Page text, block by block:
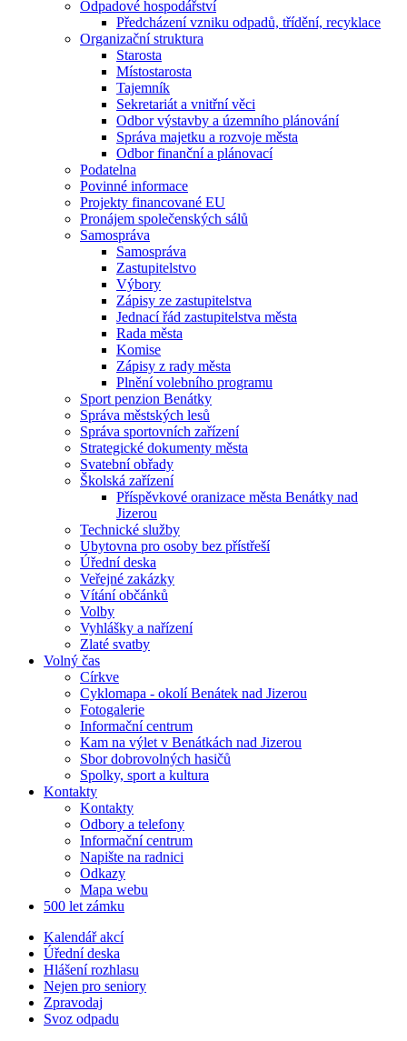
Odpadové hospodářství
Předcházení vzniku odpadů, třídění, recyklace
Organizační struktura
Starosta
Místostarosta
Tajemník
Sekretariát a vnitřní věci
Odbor výstavby a územního plánování
Správa majetku a rozvoje města
Odbor finanční a plánovací
Podatelna
Povinné informace
Projekty financované EU
Pronájem společenských sálů
Samospráva
Samospráva
Zastupitelstvo
Výbory
Zápisy ze zastupitelstva
Jednací řád zastupitelstva města
Rada města
Komise
Zápisy z rady města
Plnění volebního programu
Sport penzion Benátky
Správa městských lesů
Správa sportovních zařízení
Strategické dokumenty města
Svatební obřady
Školská zařízení
Příspěvkové oranizace města Benátky nad
Jizerou
Technické služby
Ubytovna pro osoby bez přístřeší
Úřední deska
Veřejné zakázky
Vítání občánků
Volby
Vyhlášky a nařízení
Zlaté svatby
Volný čas
Církve
Cyklomapa - okolí Benátek nad Jizerou
Fotogalerie
Informační centrum
Kam na výlet v Benátkách nad Jizerou
Sbor dobrovolných hasičů
Spolky, sport a kultura
Kontakty
Kontakty
Odbory a telefony
Informační centrum
Napište na radnici
Odkazy
Mapa webu
500 let zámku
Kalendář akcí
Úřední deska
Hlášení rozhlasu
Nejen pro seniory
Zpravodaj
Svoz odpadu